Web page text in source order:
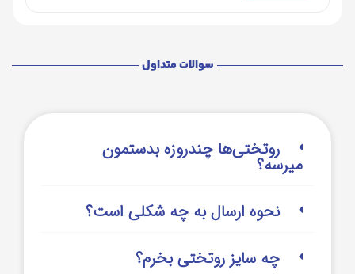
سوالات متداول
روتختی‌‌ها چندروزه بدستمون
میرسه؟
نحوه ارسال به چه شکلی است؟
چه سایز روتختی بخرم؟